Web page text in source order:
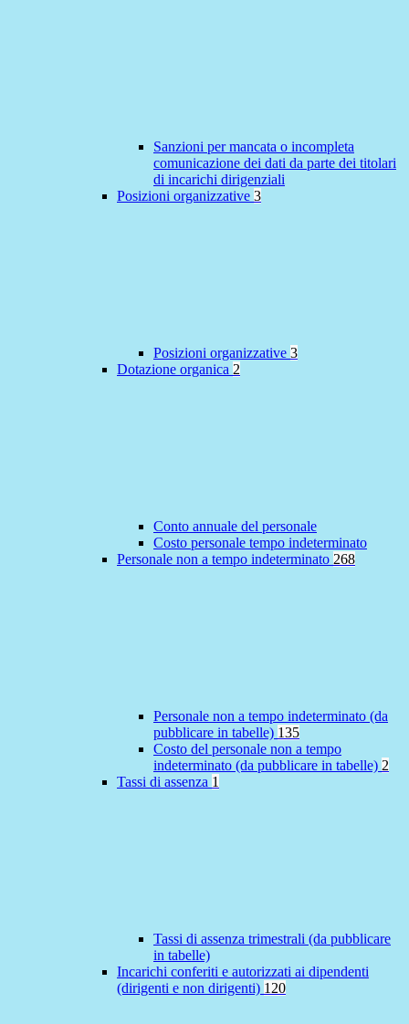
Sanzioni per mancata o incompleta
comunicazione dei dati da parte dei titolari
di incarichi dirigenziali
Posizioni organizzative 3
Posizioni organizzative 3
Dotazione organica 2
Conto annuale del personale
Costo personale tempo indeterminato
Personale non a tempo indeterminato 268
Personale non a tempo indeterminato (da
pubblicare in tabelle) 135
Costo del personale non a tempo
indeterminato (da pubblicare in tabelle) 2
Tassi di assenza 1
Tassi di assenza trimestrali (da pubblicare
in tabelle)
Incarichi conferiti e autorizzati ai dipendenti
(dirigenti e non dirigenti) 120